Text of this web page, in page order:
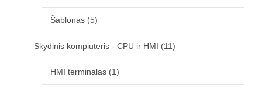
Šablonas (5)
Skydinis kompiuteris - CPU ir HMI (11)
HMI terminalas (1)